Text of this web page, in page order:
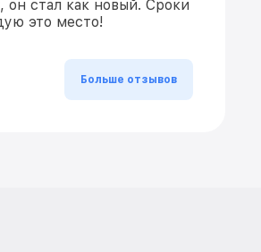
он стал как новый. Сроки
это место!
Больше отзывов